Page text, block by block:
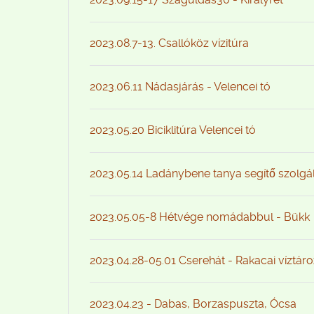
2023.08.7-13. Csallóköz vízitúra
2023.06.11 Nádasjárás - Velencei tó
2023.05.20 Biciklitúra Velencei tó
2023.05.14 Ladánybene tanya segítő
2023.05.05-8 Hétvége nomádabbul - Bükk
2023.04.28-05.01 Cserehát - Rakacai
2023.04.23 - Dabas, Borzaspuszta, Ócsa